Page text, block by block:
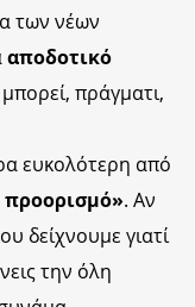
των νέων
αποδοτικό
πράγματι,
ευκολότερη από
. Αν
δείχνουμε γιατί
την όλη